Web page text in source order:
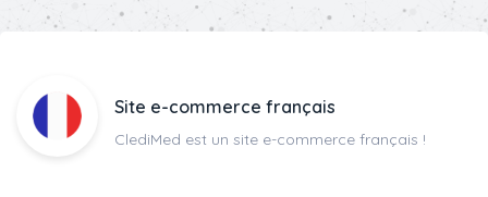
Site e-commerce français
ClediMed est un site e-commerce français !